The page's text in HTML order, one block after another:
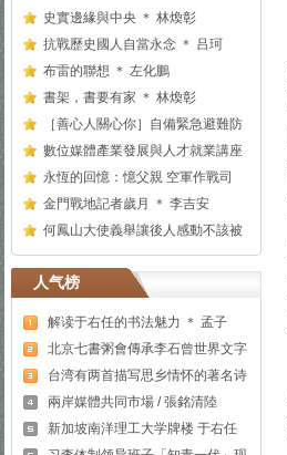
史實邊緣與中央 ＊ 林煥彰
抗戰歷史國人自當永念 ＊ 吕珂
布雷的聯想 ＊ 左化鵬
書架，書要有家 ＊ 林煥彰
［善心人關心你］自備緊急避難防
數位媒體產業發展與人才就業講座
永恆的回憶：憶父親 空軍作戰司
金門戰地記者歲月 ＊ 李吉安
何鳳山大使義舉讓後人感動不該被
人气榜
解读于右任的书法魅力 ＊ 孟子
北京七書粥會傳承李石曾世界文字
台湾有两首描写思乡情怀的著名诗
兩岸媒體共同市場 / 張銘清陸
新加坡南洋理工大学牌楼 于右任